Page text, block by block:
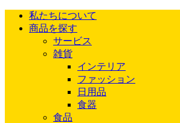
私たちについて
商品を探す
サービス
雑貨
インテリア
ファッション
日用品
食器
食品